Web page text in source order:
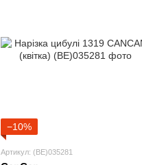
−10%
Артикул: (BE)035281